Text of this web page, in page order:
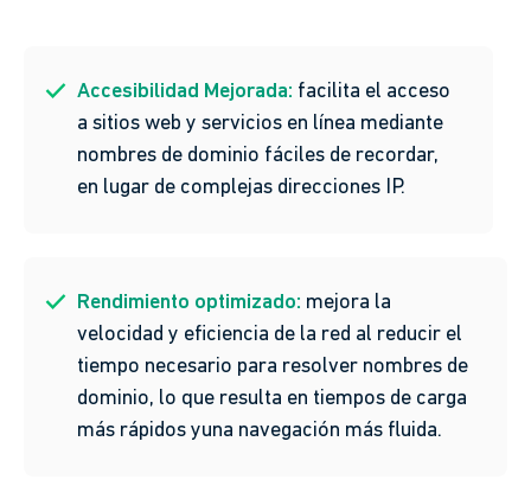
Accesibilidad Mejorada: facilita el acceso
a sitios web y servicios en línea mediante
nombres de dominio fáciles de recordar,
en lugar de complejas direcciones IP.
Rendimiento optimizado: mejora la
velocidad y eficiencia de la red al reducir el
tiempo necesario para resolver nombres de
dominio, lo que resulta en tiempos de carga
más rápidos yuna navegación más fluida.